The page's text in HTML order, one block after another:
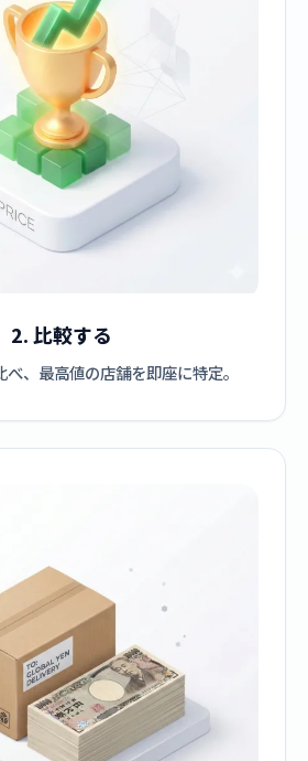
2. 比較する
、最高値の店舗を即座に特定。